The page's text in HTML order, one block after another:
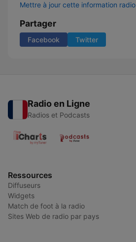
Mettre à jour cette information radio
Partager
Facebook Twitter
Radio en Ligne
Radios et Podcasts
Ressources
Diffuseurs
Widgets
Match de foot à la radio
Sites Web de radio par pays